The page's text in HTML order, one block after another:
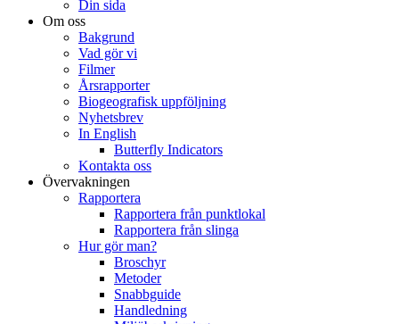
Din sida
Om oss
Bakgrund
Vad gör vi
Filmer
Årsrapporter
Biogeografisk uppföljning
Nyhetsbrev
In English
Butterfly Indicators
Kontakta oss
Övervakningen
Rapportera
Rapportera från punktlokal
Rapportera från slinga
Hur gör man?
Broschyr
Metoder
Snabbguide
Handledning